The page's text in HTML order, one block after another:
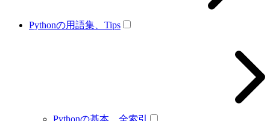
Pythonの用語集、Tips
Pythonの基本、全索引